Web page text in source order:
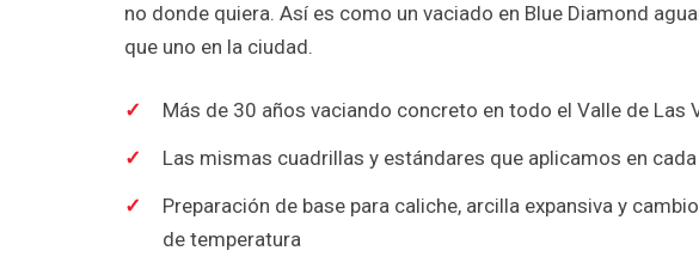
no donde quiera. Así es como un vaciado en Blue Diamond
que uno en la ciudad.
Más de 30 años vaciando concreto en todo el Valle de Las
Las mismas cuadrillas y estándares que aplicamos en
Preparación de base para caliche, arcilla expansiva y
de temperatura